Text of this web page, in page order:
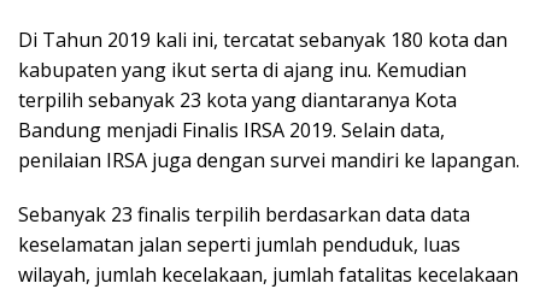
Di Tahun 2019 kali ini, tercatat sebanyak 180 kota dan
kabupaten yang ikut serta di ajang inu. Kemudian
terpilih sebanyak 23 kota yang diantaranya Kota
Bandung menjadi Finalis IRSA 2019. Selain data,
penilaian IRSA juga dengan survei mandiri ke lapangan.
Sebanyak 23 finalis terpilih berdasarkan data data
keselamatan jalan seperti jumlah penduduk, luas
wilayah, jumlah kecelakaan, jumlah fatalitas kecelakaan